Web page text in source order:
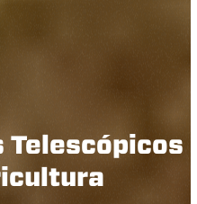
Telescópicos